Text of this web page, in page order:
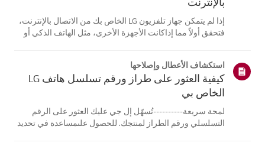
إذا لم يتمكن جهاز تلفزيون LG الخاص بك من الاتصال بالإنترنت،
فتحقق أولاً مما إذاكانت الأجهزة الأخرى، مثل الهاتف الذكي أو
تكمن في جها...
استكشاف الأعطال وإصلاحها
كيفية العثور على طراز ورقم تسلسل هاتف LG
الخاص بي
لمحة سريعة----------تُسهّل إل جي عليك العثور على الرقم
التسلسلي ورقم الطراز لمنتجك. للحصول علىمساعدة في تحديد